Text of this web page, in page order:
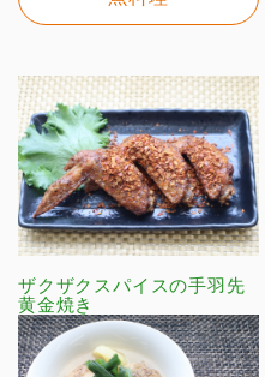
ザクザクスパイスの手羽先
黄金焼き